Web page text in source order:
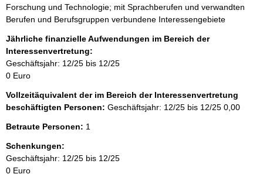
Forschung und Technologie; mit Sprachberufen und verwandten
Berufen und Berufsgruppen verbundene Interessengebiete
Jährliche finanzielle Aufwendungen im Bereich der
Interessenvertretung:
Geschäftsjahr: 12/25 bis 12/25
0 Euro
Vollzeitäquivalent der im Bereich der Interessenvertretung
beschäftigten Personen: Geschäftsjahr: 12/25 bis 12/25 0,00
Betraute Personen: 1
Schenkungen:
Geschäftsjahr: 12/25 bis 12/25
0 Euro